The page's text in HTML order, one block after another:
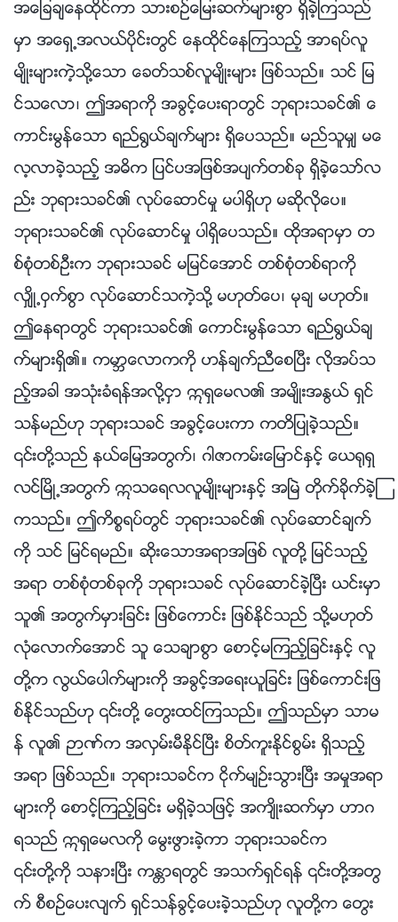
အေျခခ်ေနထိုင္ကာ သားစဥ္ေျမးဆက္မ်ားစြာ ရွိခဲ့ၾကသည္
မွာ အေရွ႕အလယ္ပိုင္းတြင္ ေနထိုင္ေနၾကသည့္ အာရပ္လူ
မ်ိဳးမ်ားကဲ့သို႔ေသာ ေခတ္သစ္လူမ်ိဳးမ်ား ျဖစ္သည္။ သင္ ျမ
င္သေလာ၊ ဤအရာကို အခြင့္ေပးရာတြင္ ဘုရားသခင္၏ ေ
ကာင္းမြန္ေသာ ရည္႐ြယ္ခ်က္မ်ား ရွိေပသည္။ မည္သူမွ် မေ
လ့လာခဲ့သည့္ အဓိက ျပင္ပအျဖစ္အပ်က္တစ္ခု ရွိခဲ့ေသာ္လ
ည္း ဘုရားသခင္၏ လုပ္ေဆာင္မႈ မပါရွိဟု မဆိုလိုေပ။
ဘုရားသခင္၏ လုပ္ေဆာင္မႈ ပါရွိေပသည္။ ထိုအရာမွာ တ
စ္စုံတစ္ဦးက ဘုရားသခင္ မျမင္ေအာင္ တစ္စုံတစ္ရာကို
လွ်ိဳ႕ဝွက္စြာ လုပ္ေဆာင္သကဲ့သို႔ မဟုတ္ေပ၊ မုခ် မဟုတ္။
ဤေနရာတြင္ ဘုရားသခင္၏ ေကာင္းမြန္ေသာ ရည္႐ြယ္ခ်
က္မ်ားရွိ၏။ ကမာၻေလာကကို ဟန္ခ်က္ညီေစၿပီး လိုအပ္သ
ည့္အခါ အသုံးခံရန္အလို႔ငွာ ဣရွေမလ၏ အမ်ိဳးအႏြယ္ ရွင္
သန္မည္ဟု ဘုရားသခင္ အခြင့္ေပးကာ ကတိျပဳခဲ့သည္။
၎တို႔သည္ နယ္ေျမအတြက္၊ ဂါဇာကမ္းေျမာင္ႏွင့္ ေယ႐ုရွ
လင္ၿမိဳ႕အတြက္ ဣသေရလလူမ်ိဳးမ်ားႏွင့္ အၿမဲ တိုက္ခိုက္ခဲ့ၾ
ကသည္။ ဤကိစၥရပ္တြင္ ဘုရားသခင္၏ လုပ္ေဆာင္ခ်က္
ကို သင္ ျမင္ရမည္။ ဆိုးေသာအရာအျဖစ္ လူတို႔ ျမင္သည့္
အရာ တစ္စုံတစ္ခုကို ဘုရားသခင္ လုပ္ေဆာင္ခဲ့ၿပီး ယင္းမွာ
သူ၏ အတြက္မွားျခင္း ျဖစ္ေကာင္း ျဖစ္ႏိုင္သည္ သို႔မဟုတ္
လုံေလာက္ေအာင္ သူ ေသခ်ာစြာ ေစာင့္မၾကည့္ျခင္းႏွင့္ လူ
တို႔က လြယ္ေပါက္မ်ားကို အခြင့္အေရးယူျခင္း ျဖစ္ေကာင္းျဖ
စ္ႏိုင္သည္ဟု ၎တို႔ ေတြးထင္ၾကသည္။ ဤသည္မွာ သာမ
န္ လူ၏ ဉာဏ္က အလွမ္းမီႏိုင္ၿပီး စိတ္ကူးႏိုင္စြမ္း ရွိသည့္
အရာ ျဖစ္သည္။ ဘုရားသခင္က ငိုက္မ်ဥ္းသြားၿပီး အမႈအရာ
မ်ားကို ေစာင့္ၾကည့္ျခင္း မရွိခဲ့သျဖင့္ အက်ိဳးဆက္မွာ ဟာဂ
ရသည္ ဣရွေမလကို ေမြးဖြားခဲ့ကာ ဘုရားသခင္က
၎တို႔ကို သနားၿပီး ကႏၲာရတြင္ အသက္ရွင္ရန္ ၎တို႔အတြ
က္ စီစဥ္ေပးလ်က္ ရွင္သန္ခြင့္ေပးခဲ့သည္ဟု လူတို႔က ေတြး